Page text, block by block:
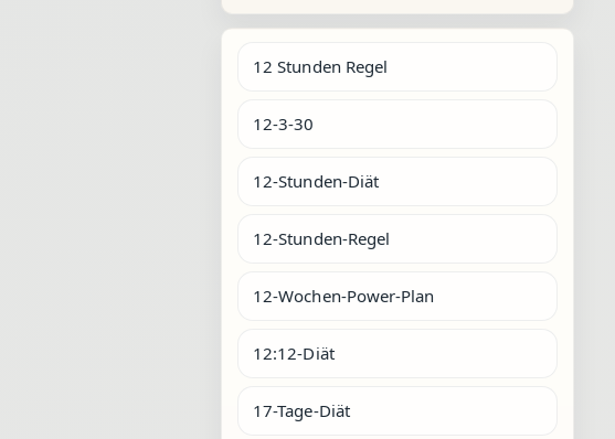
12 Stunden Regel
12-3-30
12-Stunden-Diät
12-Stunden-Regel
12-Wochen-Power-Plan
12:12-Diät
17-Tage-Diät